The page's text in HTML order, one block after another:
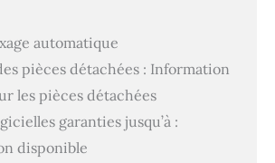
automatique
pièces détachées : Information
les pièces détachées
garanties jusqu’à :
disponible